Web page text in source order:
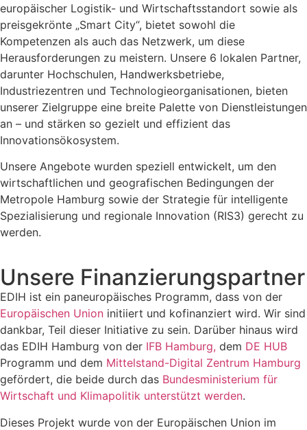
europäischer Logistik- und Wirtschaftsstandort sowie als
preisgekrönte „Smart City“, bietet sowohl die
Kompetenzen als auch das Netzwerk, um diese
Herausforderungen zu meistern. Unsere 6 lokalen Partner,
darunter Hochschulen, Handwerksbetriebe,
Industriezentren und Technologieorganisationen, bieten
unserer Zielgruppe eine breite Palette von Dienstleistungen
an – und stärken so gezielt und effizient das
Innovationsökosystem.
Unsere Angebote wurden speziell entwickelt, um den
wirtschaftlichen und geografischen Bedingungen der
Metropole Hamburg sowie der Strategie für intelligente
Spezialisierung und regionale Innovation (RIS3) gerecht zu
werden.
Unsere Finanzierungspartner
EDIH ist ein paneuropäisches Programm, dass von der
Europäischen Union initiiert und kofinanziert wird. Wir sind
dankbar, Teil dieser Initiative zu sein. Darüber hinaus wird
das EDIH Hamburg von der IFB Hamburg, dem DE HUB
Programm und dem Mittelstand-Digital Zentrum Hamburg
gefördert, die beide durch das Bundesministerium für
Wirtschaft und Klimapolitik unterstützt werden.
Dieses Projekt wurde von der Europäischen Union im